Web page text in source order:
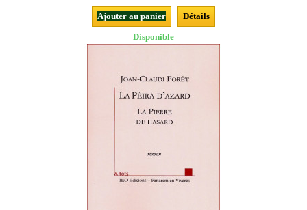
Ajouter au panier
Détails
Disponible